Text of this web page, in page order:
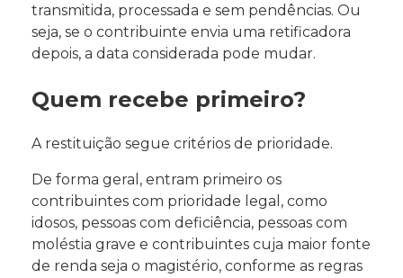
transmitida, processada e sem pendências. Ou
seja, se o contribuinte envia uma retificadora
depois, a data considerada pode mudar.
Quem recebe primeiro?
A restituição segue critérios de prioridade.
De forma geral, entram primeiro os
contribuintes com prioridade legal, como
idosos, pessoas com deficiência, pessoas com
moléstia grave e contribuintes cuja maior fonte
de renda seja o magistério, conforme as regras